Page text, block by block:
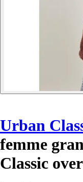
Urban
femme
Classic